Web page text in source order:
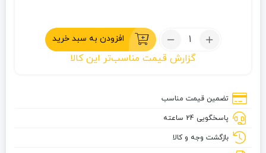
تعداد:
قاشق
پارچه
افزودن به سبد خرید
گزارش قیمت مناسب‌تر این کالا
تضمین قیمت مناسب
پاسخگویی 24 ساعته
بازگشت وجه و کالا